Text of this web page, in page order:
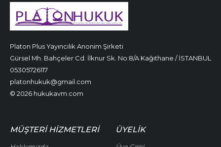
Platon Plus Yayıncılık Anonim Şirketi
Gürsel Mh. Bahçeler Cd. İlknur Sk. No:8/A Kağıthane / İSTANBUL
05305726117
platonhukuk@gmail.com
© 2026 hukukavm.com
MÜŞTERI HIZMETLERI ÜYELIK